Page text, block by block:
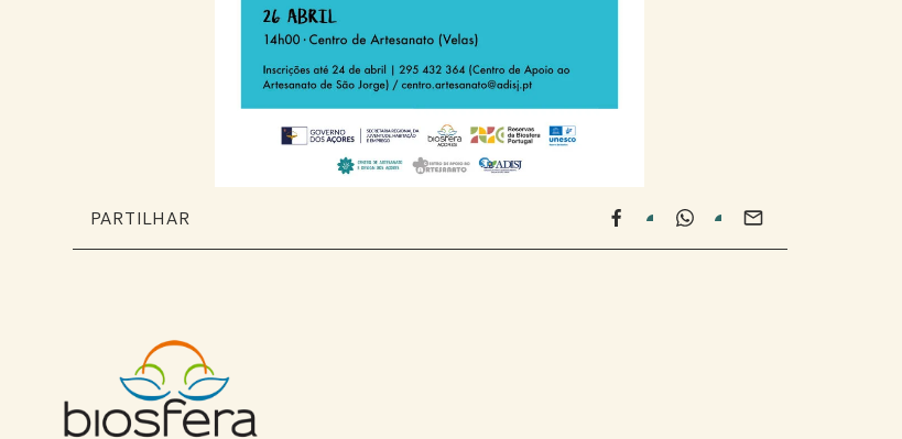
PARTILHAR